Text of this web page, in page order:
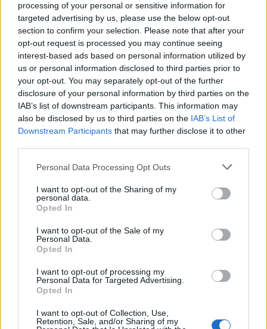
processing of your personal or sensitive information for
targeted advertising by us, please use the below opt-out
section to confirm your selection. Please note that after your
opt-out request is processed you may continue seeing
interest-based ads based on personal information utilized by
us or personal information disclosed to third parties prior to
your opt-out. You may separately opt-out of the further
disclosure of your personal information by third parties on the
IAB’s list of downstream participants. This information may
also be disclosed by us to third parties on the IAB’s List of
Downstream Participants that may further disclose it to other
Personal Data Processing Opt Outs
I want to opt-out of the Sharing of my
personal data.
Opted In
I want to opt-out of the Sale of my
Personal Data.
Opted In
I want to opt-out of processing my
Personal Data for Targeted Advertising.
Opted In
I want to opt-out of Collection, Use,
Retention, Sale, and/or Sharing of my
2026-08-06 KL. 08:03
Spelfestival
flyttar in i Folkets
Hus
Under två dagar i
september samlas gamla
och nya spelkonsoler i
Åkersberga när Simon
Hammar ordnar spelevent
2026-08-06 KL. 08:03
SVT lanserar lokal
valkompass
Nu blir det enklare att ta
reda på vilket lokalt parti
som tycker mest som du
REPORTAGE
Sveriges snabbaste
hundar gjorde upp i
Åkersberga
SM i hundkapplöpning ägde rum
EM gav erfarenhet
för Alice och Ove
som den stora vinsten efter
debuten på mästerskapsnivå